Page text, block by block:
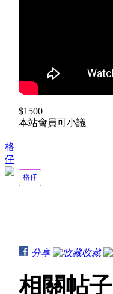
格
仔
$1500
本站會員可小議
格仔
分享 收藏
相關帖子